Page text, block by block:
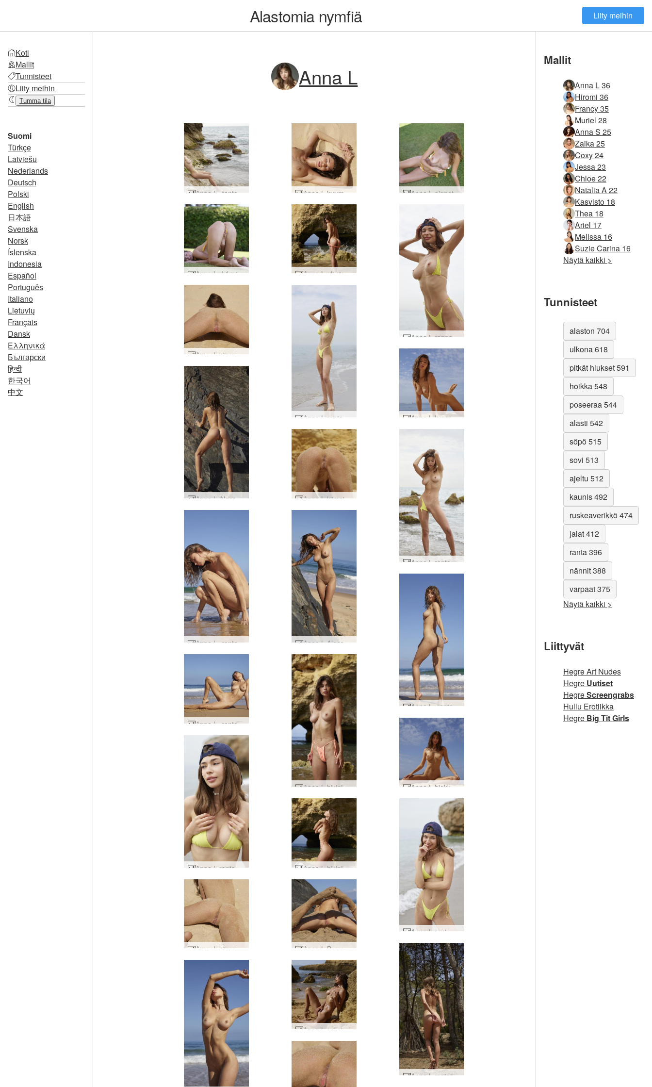
Alastomia nymfiä Liity meihin
Koti
Mallit
Tunnisteet
Liity meihin
Tumma tila
Suomi
Türkçe
Latviešu
Nederlands
Deutsch
Polski
English
日本語
Svenska
Norsk
Íslenska
Indonesia
Español
Português
Italiano
Lietuvių
Français
Dansk
Ελληνικά
Български
हिन्दी
한국어
中文
Anna L
Anna L kuuma ja hiekkainen #43 Anna L pienet bikinit #33
Anna L -bikinisali #29 Anna L altistunut ranta #8
Anna L rannan rakastaja #87
Anna L kiimainen ja hiekkainen #7
Anna L kuuma ja hiekkainen #31
Anna L Algarven länsirannikko #46 Anna L kiimainen ja hiekkainen #19
Anna L rantavauva #54
Anna L -rantajumalatar #30 Anna L Algarven länsirannikko #30
Anna L -rantajumalatar #26
Anna L -rantajumalatar #50
Anna L bikinimalli #76 Anna L hiekkaranta body #43
Anna L rantavauva #18 Anna L bikinimalli #64
Anna L rantavauva #22
Anna L kiimainen ja hiekkainen #3
Anna L Beach Exhibitionisti #44
Anna L metsähahmo #16
Anna L seksipommi #20
Mallit
Anna L 36
Hiromi 36
Francy 35
Muriel 28
Anna S 25
Zaika 25
Coxy 24
Jessa 23
Chloe 22
Natalia A 22
Kasvisto 18
Thea 18
Ariel 17
Melissa 16
Suzie Carina 16
Näytä kaikki >
Tunnisteet
alaston 704
ulkona 618
pitkät hiukset 591
hoikka 548
poseeraa 544
alasti 542
söpö 515
sovi 513
ajeltu 512
kaunis 492
ruskeaverikkö 474
jalat 412
ranta 396
nännit 388
varpaat 375
Näytä kaikki >
Liittyvät
Hegre Art Nudes
Hegre Uutiset
HegreScreengrabs
Hullu Erotiikka
Hegre Big Tit Girls